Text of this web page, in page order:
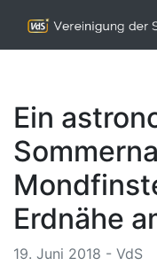
Ein
Erdnähe
19. Juni 2018 - VdS